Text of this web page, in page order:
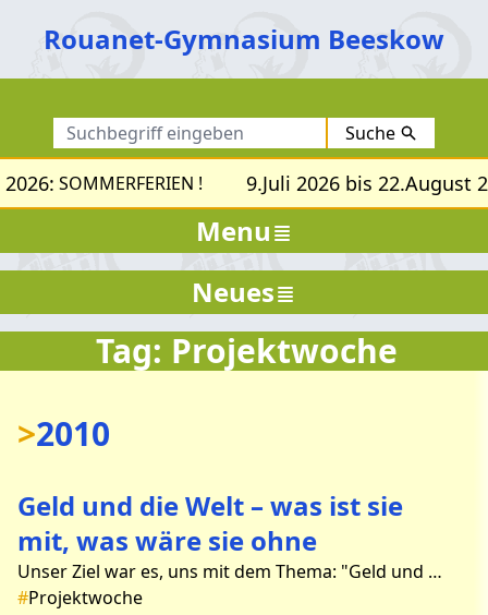
Rouanet-Gymnasium Beeskow
Suche
SOMMERFERIEN ! 9.Juli 2026 bis 22.August
Menu
Tag: Projektwoche
>2010
Geld und die Welt – was ist sie
mit, was wäre sie ohne
Unser Ziel war es, uns mit dem Thema: "Geld und die Welt" literarisch auseinanderzusetzen. Hierzu wollten wir zuerst die Schüler auf das Thema einstimmen und ihnen Denkanst&#
#Projektwoche
Neues